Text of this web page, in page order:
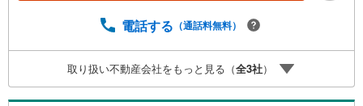
問い合わせも常時受け付けております！お気軽にお問い合
電話する （通話料無料）
取り扱い不動産会社をもっと見る（全3社）